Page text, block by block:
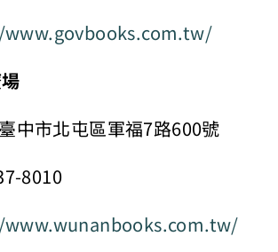
中市北屯區軍福7路600號
8010